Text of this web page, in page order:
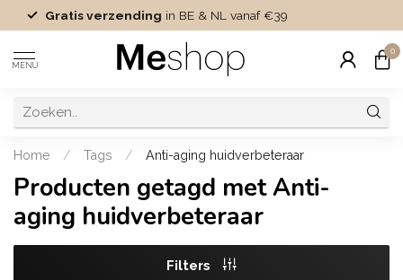
Gratis verzendingin BE & NL vanaf €39
MENU
0
Home / Tags / Anti-aging huidverbeteraar
Producten getagd met Anti-
aging huidverbeteraar
Filters